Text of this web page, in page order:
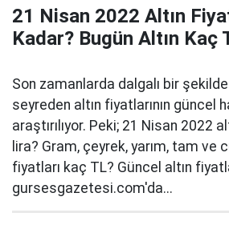
21 Nisan 2022 Altın
Kadar? Bugün Altın Kaç
Son zamanlarda dalgalı bir
seyreden altın fiyatlarının güncel
araştırılıyor. Peki; 21 Nisan 2022
lira? Gram, çeyrek, yarım, tam ve
fiyatları kaç TL? Güncel altın
gursesgazetesi.com'da...